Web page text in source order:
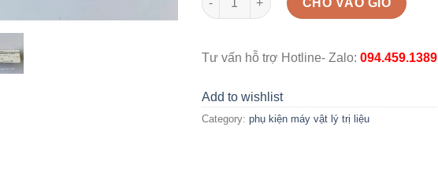
Tư vấn hỗ trợ Hotline- Zalo: 094.459.1389
Add to wishlist
Category: phụ kiện máy vật lý trị liệu